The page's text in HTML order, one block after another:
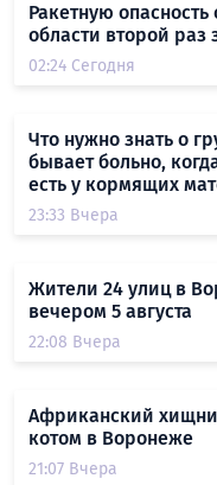
Ракетную
области второй раз
02:24 Сегодня
Что нужно знать о
бывает больно,
есть у кормящих
23:33 Вчера
Жители 24 улиц в
вечером 5 августа
22:08 Вчера
Африканский
котом в Воронеже
21:07 Вчера